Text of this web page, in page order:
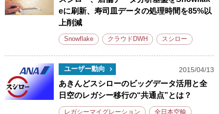
eに刷新、寿司皿データの処理時間を85%以
上削減
Snowflake クラウドDWH スシロー
ユーザー動向 2015/04/13
あきんどスシローのビッグデータ活用と全
日空のレガシー移行の“共通点”とは？
レガシーマイグレーション 全日本空輸